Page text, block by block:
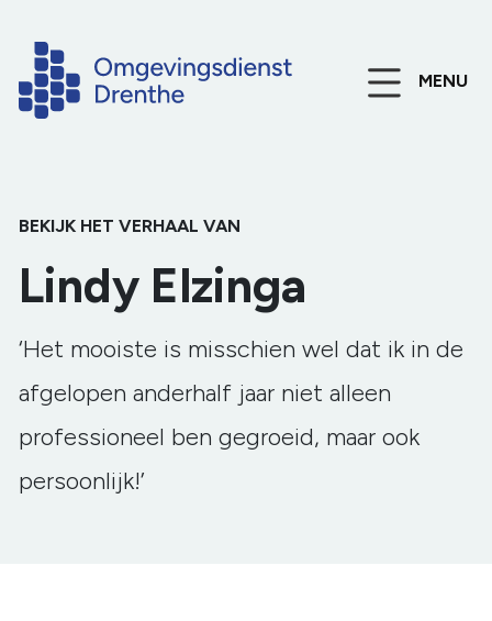
MENU
BEKIJK HET VERHAAL VAN
Lindy Elzinga
‘Het mooiste is misschien wel dat ik in de
afgelopen anderhalf jaar niet alleen
professioneel ben gegroeid, maar ook
persoonlijk!’